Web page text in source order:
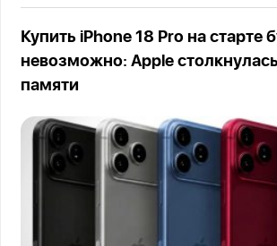
Купить iPhone 18 Pro на старте
невозможно: Apple
памяти